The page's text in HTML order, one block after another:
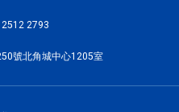
2793
號北角城中心1205室